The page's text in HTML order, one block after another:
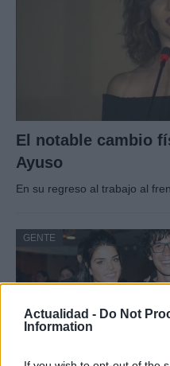
Actualidad - Do Not
Information
El notable cambio
Ayuso
En su regreso al trabajo al
GENTE